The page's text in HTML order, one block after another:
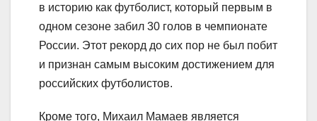
в историю как футболист, который первым в
одном сезоне забил 30 голов в чемпионате
России. Этот рекорд до сих пор не был побит
и признан самым высоким достижением для
российских футболистов.
Кроме того, Михаил Мамаев является